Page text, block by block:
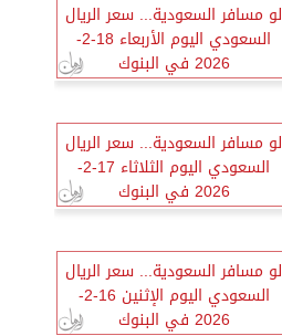
لو مسافر السعودية... سعر الريال
السعودي اليوم الأربعاء 18-2-
2026 في البنوك
لو مسافر السعودية... سعر الريال
السعودي اليوم الثلاثاء 17-2-
2026 في البنوك
لو مسافر السعودية... سعر الريال
السعودي اليوم الإثنين 16-2-
2026 في البنوك